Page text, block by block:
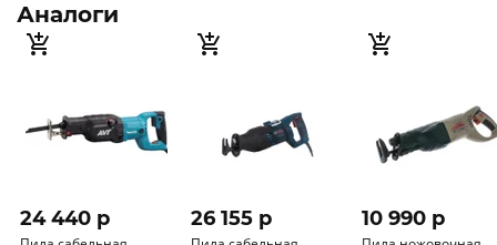
Аналоги
24 440 p 26 155 p 10 990 p